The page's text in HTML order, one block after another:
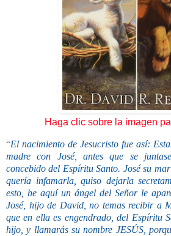
Haga clic sobre la imagen
“El nacimiento de Jesucristo fue así:
madre con José, antes que se
concebido del Espíritu Santo. José su
quería infamarla, quiso dejarla
esto, he aquí un ángel del Señor le
José, hijo de David, no temas recibir a
que en ella es engendrado, del Espíritu
hijo, y llamarás su nombre JESÚS,